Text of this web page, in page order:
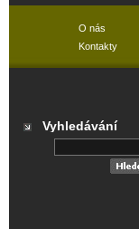
O nás
Kontakty
Vyhledávání